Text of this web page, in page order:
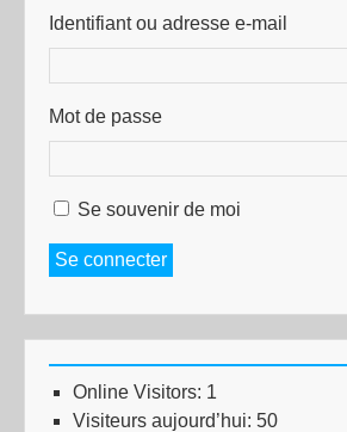
Identifiant ou adresse e-mail
Mot de passe
Se souvenir de moi
Se connecter
Online Visitors: 1
Visiteurs aujourd’hui: 50